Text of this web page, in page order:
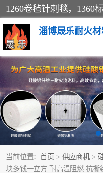
淄博晟乐耐火材
当前位置： 首页 > 供应商机 >
块多钱一立方 耐高温阻燃 抗撕
硅酸铝挡渣棉
硅酸铝挡火板
含锆毯
硅酸铝散棉